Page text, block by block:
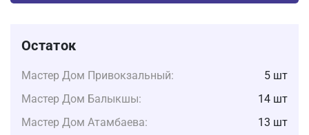
Остаток
Мастер Дом Привокзальный:
5 шт
Мастер Дом Балыкшы:
14 шт
Мастер Дом Атамбаева:
13 шт